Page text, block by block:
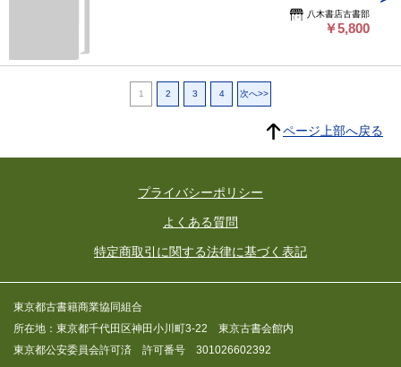
八木書店古書部
￥5,800
1 2 3 4 次へ>>
ページ上部へ戻る
プライバシーポリシー
よくある質問
特定商取引に関する法律に基づく表記
東京都古書籍商業協同組合
所在地：東京都千代田区神田小川町3-22 東京古書会館内
東京都公安委員会許可済 許可番号 301026602392